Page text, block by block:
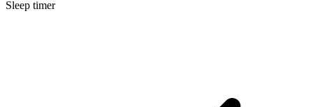
Sleep timer